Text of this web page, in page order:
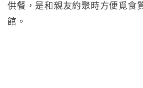
供餐，是和親友約聚時方便覓食
館。